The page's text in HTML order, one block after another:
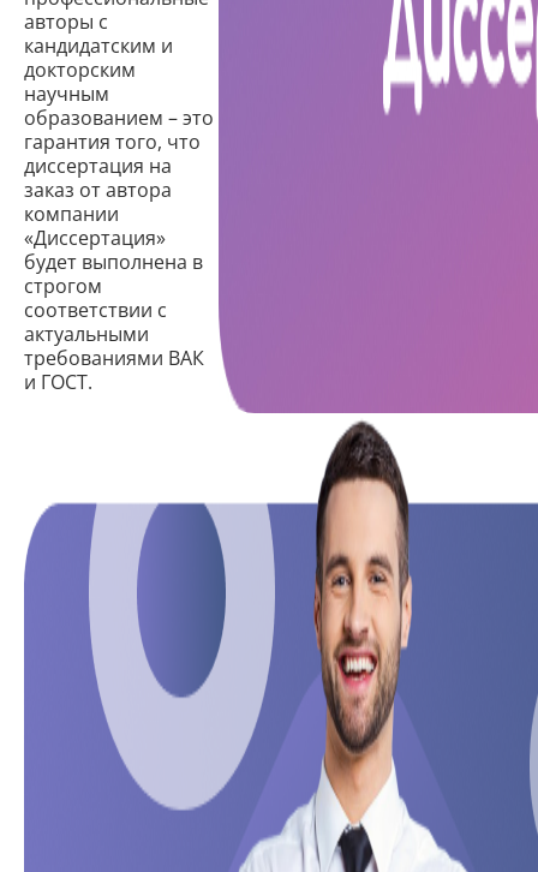
авторы с
кандидатским и
докторским
научным
образованием – это
гарантия того, что
диссертация на
заказ от автора
компании
«Диссертация»
будет выполнена в
строгом
соответствии с
актуальными
требованиями ВАК
и ГОСТ.